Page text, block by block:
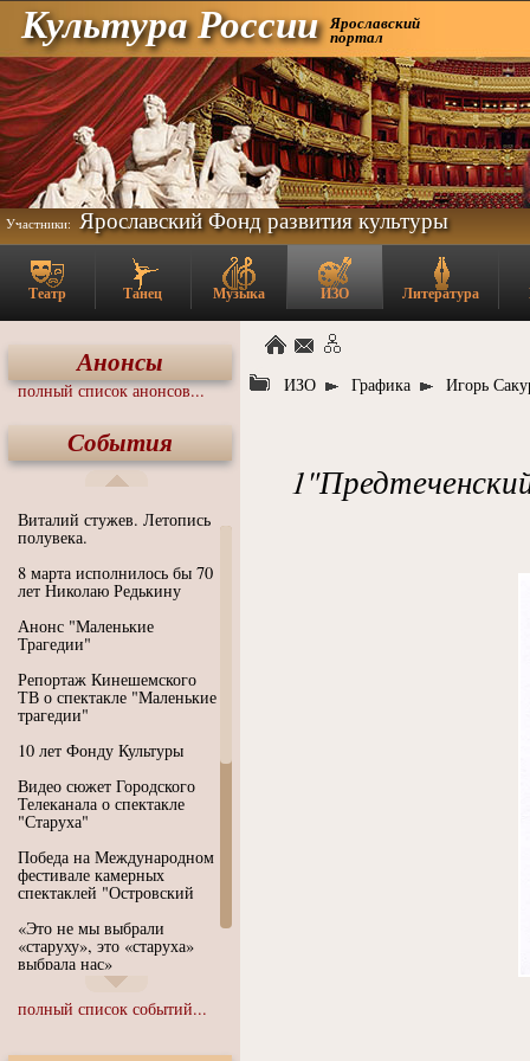
Культура России Ярославский
портал
Участники: Ярославский Фонд развития культуры
Театр Танец Музыка ИЗО Литература
Анонсы
полный список анонсов...
События
Виталий стужев. Летопись
полувека.
8 марта исполнилось бы 70
лет Николаю Редькину
Анонс "Маленькие
Трагедии"
Репортаж Кинешемского
ТВ о спектакле "Маленькие
трагедии"
10 лет Фонду Культуры
Видео сюжет Городского
Телеканала о спектакле
"Старуха"
Победа на Международном
фестивале камерных
спектаклей "Островский
«Это не мы выбрали
«старуху», это «старуха»
выбрала нас»
Иммерсивный спектакль
"Язык чистого полета
полный список событий...
ИЗО Графика Игорь